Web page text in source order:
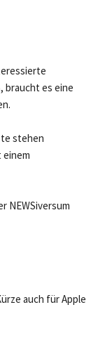
braucht es eine
stehen
NEWSiversum
auch für Apple